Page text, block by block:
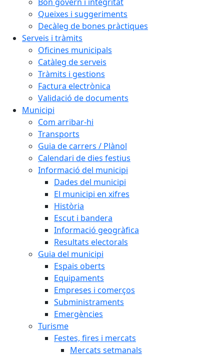
Queixes i suggeriments
Decàleg de bones pràctiques
Serveis i tràmits
Oficines municipals
Catàleg de serveis
Tràmits i gestions
Factura electrònica
Validació de documents
Municipi
Com arribar-hi
Transports
Guia de carrers / Plànol
Calendari de dies festius
Informació del municipi
Dades del municipi
El municipi en xifres
Història
Escut i bandera
Informació geogràfica
Resultats electorals
Guia del municipi
Espais oberts
Equipaments
Empreses i comerços
Subministraments
Emergències
Turisme
Festes, fires i mercats
Mercats setmanals